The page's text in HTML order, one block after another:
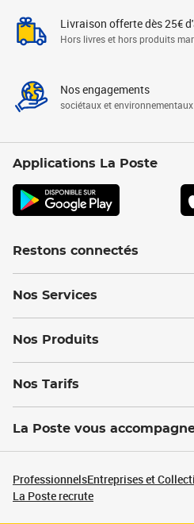
Livraison offerte dès 25€
Hors livres et hors produits
Nos engagements
sociétaux et environnementaux
Applications La Poste
Restons connectés
Nos Services
Nos Produits
Nos Tarifs
La Poste vous
ProfessionnelsEntreprises et
La Poste recrute